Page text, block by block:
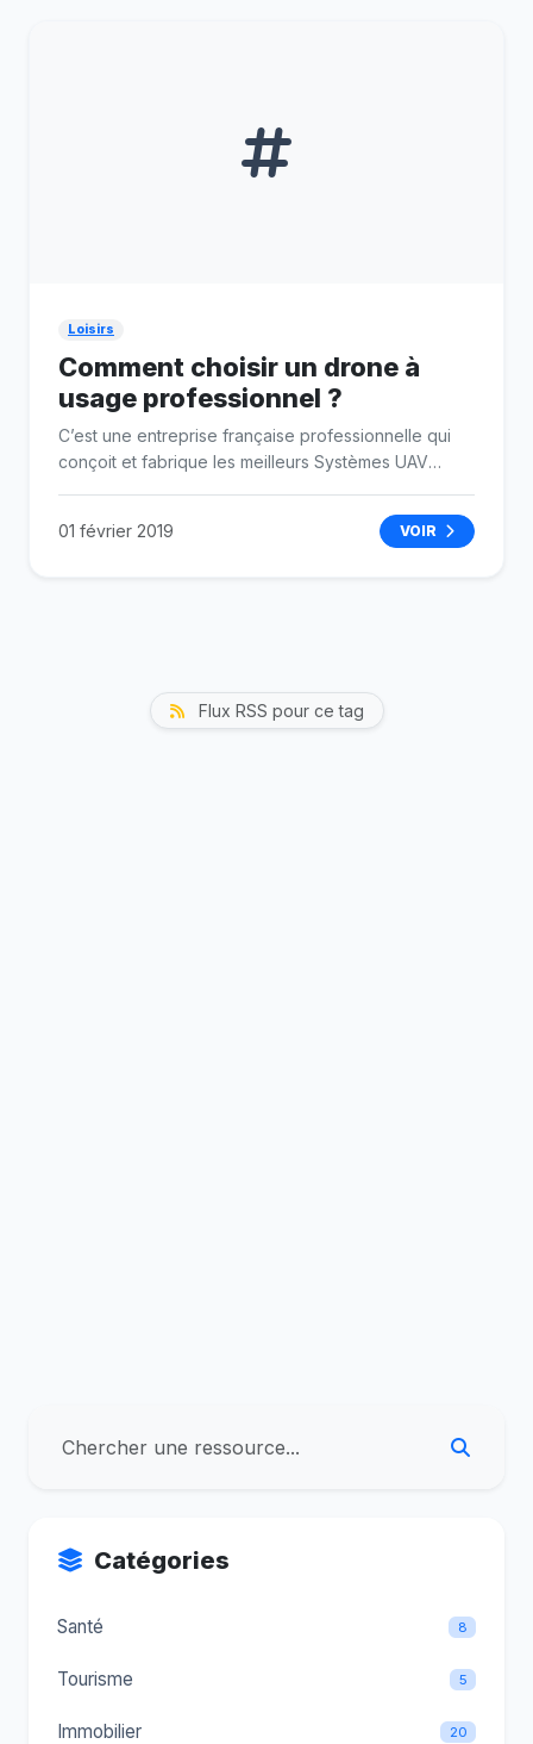
Loisirs
Comment choisir un drone à
usage professionnel ?
C’est une entreprise française professionnelle qui
conçoit et fabrique les meilleurs Systèmes UAV
soient typiquement Français, les drones produits par
l’entreprise Pixiel sont haut de gamme et de grande
01 février 2019 VOIR
Flux RSS pour ce tag
Catégories
Santé 8
Tourisme 5
Immobilier 20